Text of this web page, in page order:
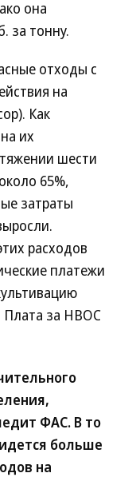
она
за тонну.
отходы с
на
Как
их
шести
65%,
затраты
расходов
платежи
Плата за НВОС
ФАС. В то
больше
на